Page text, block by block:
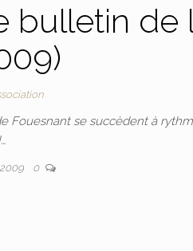
de
Fouesnant se succèdent à
0